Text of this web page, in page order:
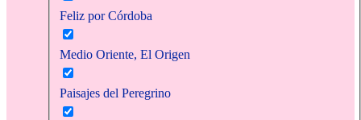
Feliz por Córdoba
Medio Oriente, El Origen
Paisajes del Peregrino